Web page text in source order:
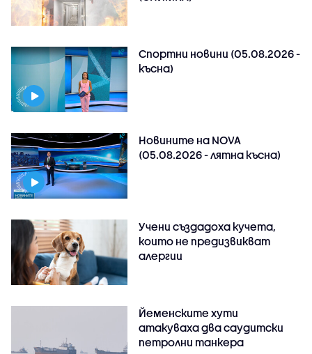
Спортни новини (05.08.2026 -
късна)
Новините на NOVA
(05.08.2026 - лятна късна)
Учени създадоха кучета,
които не предизвикват
алергии
Йеменските хути
атакуваха два саудитски
петролни танкера